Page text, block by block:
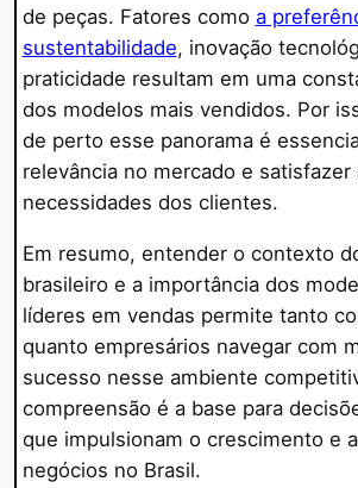
de peças. Fatores como a
sustentabilidade, inovação
praticidade resultam em uma
dos modelos mais vendidos. Por
de perto esse panorama é
relevância no mercado e satisfazer
necessidades dos clientes.
Em resumo, entender o contexto
brasileiro e a importância dos
líderes em vendas permite tanto
quanto empresários navegar com
sucesso nesse ambiente
compreensão é a base para
que impulsionam o crescimento e
negócios no Brasil.